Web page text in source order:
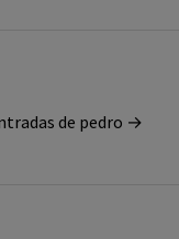
de pedro →